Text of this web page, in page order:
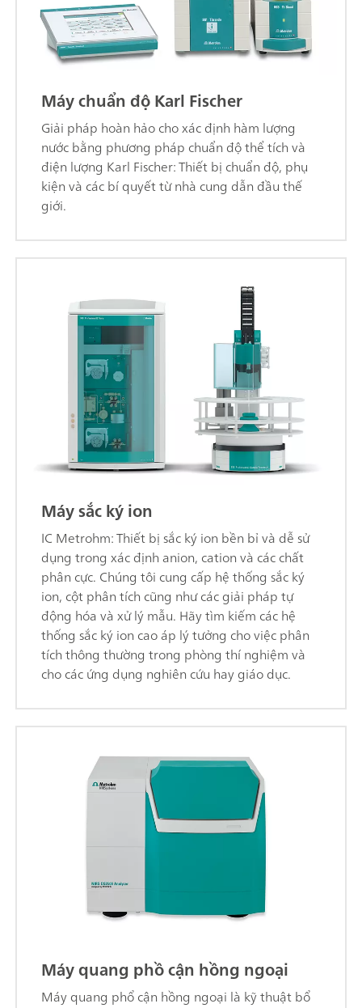
Máy chuẩn độ Karl Fischer
Giải pháp hoàn hảo cho xác định hàm lượng
nước bằng phương pháp chuẩn độ thể tích và
điện lượng Karl Fischer: Thiết bị chuẩn độ, phụ
kiện và các bí quyết từ nhà cung dẫn đầu thế
giới.
Máy sắc ký ion
IC Metrohm: Thiết bị sắc ký ion bền bỉ và dễ sử
dụng trong xác định anion, cation và các chất
phân cực. Chúng tôi cung cấp hệ thống sắc ký
ion, cột phân tích cũng như các giải pháp tự
động hóa và xử lý mẫu. Hãy tìm kiếm các hệ
thống sắc ký ion cao áp lý tưởng cho việc phân
tích thông thường trong phòng thí nghiệm và
cho các ứng dụng nghiên cứu hay giáo dục.
Máy quang phồ cận hồng ngoại
Máy quang phổ cận hồng ngoại là kỹ thuật bổ